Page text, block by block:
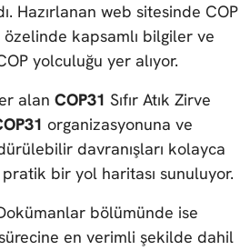
Hazırlanan web sitesinde COP
özelinde kapsamlı bilgiler ve
yolculuğu yer alıyor.
alan COP31 Sıfır Atık Zirve
organizasyonuna ve
davranışları kolayca
bir yol haritası sunuluyor.
bölümünde ise
sürecine en verimli şekilde dahil